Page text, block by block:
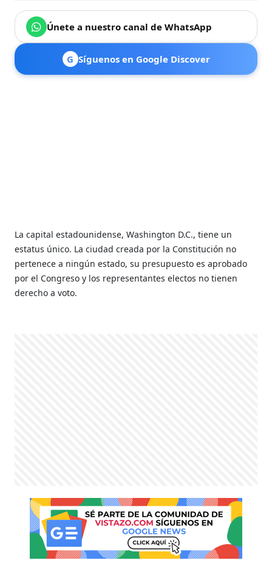
Únete a nuestro canal de WhatsApp
G Síguenos en Google Discover
La capital estadounidense, Washington D.C., tiene un
estatus único. La ciudad creada por la Constitución no
pertenece a ningún estado, su presupuesto es aprobado
por el Congreso y los representantes electos no tienen
derecho a voto.